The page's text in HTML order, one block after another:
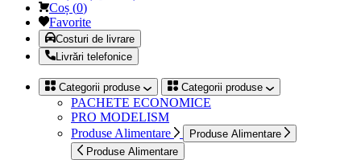
Coș (0)
Favorite
Costuri de livrare
Livrări telefonice
Categorii produse Categorii produse
PACHETE ECONOMICE
PRO MODELISM
Produse Alimentare
Produse Alimentare
Produse Alimentare